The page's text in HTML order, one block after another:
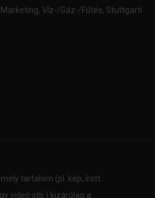
Marketing, Víz-/Gáz-/Fűtés, Stuttgarti
tartalom (pl. kép, írott
videó stb.) kizárólag a